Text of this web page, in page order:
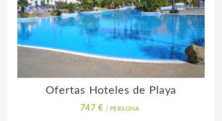
Ofertas Hoteles de Playa
747 € / PERSONA